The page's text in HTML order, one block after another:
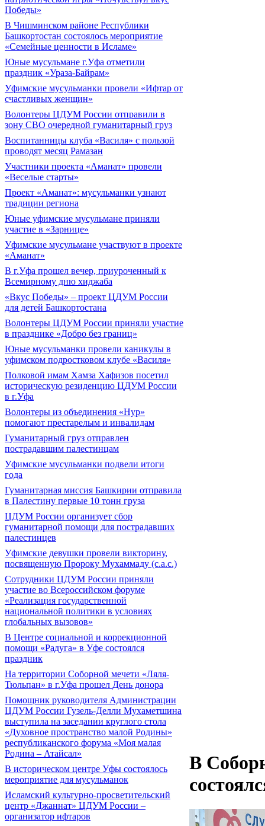
Победы»
В Чишминском районе Республики
Башкортостан состоялось мероприятие
«Семейные ценности в Исламе»
Юные мусульмане г.Уфа отметили
праздник «Ураза-Байрам»
Уфимские мусульманки провели «Ифтар от
счастливых женщин»
Волонтеры ЦДУМ России отправили в
зону СВО очередной гуманитарный груз
Воспитанницы клуба «Василя» с пользой
проводят месяц Рамазан
Участники проекта «Аманат» провели
«Веселые старты»
Проект «Аманат»: мусульманки узнают
традиции региона
Юные уфимские мусульмане приняли
участие в «Зарнице»
Уфимские мусульмане участвуют в проекте
«Аманат»
В г.Уфа прошел вечер, приуроченный к
Всемирному дню хиджаба
«Вкус Победы» – проект ЦДУМ России
для детей Башкортостана
Волонтеры ЦДУМ России приняли участие
в празднике «Добро без границ»
Юные мусульманки провели каникулы в
уфимском подростковом клубе «Василя»
Полковой имам Хамза Хафизов посетил
историческую резиденцию ЦДУМ России
в г.Уфа
Волонтеры из объединения «Нур»
помогают престарелым и инвалидам
Гуманитарный груз отправлен
пострадавшим палестинцам
Уфимские мусульманки подвели итоги
года
Гуманитарная миссия Башкирии отправила
в Палестину первые 10 тонн груза
ЦДУМ России организует сбор
гуманитарной помощи для пострадавших
палестинцев
Уфимские девушки провели викторину,
посвященную Пророку Мухаммаду (с.а.с.)
Сотрудники ЦДУМ России приняли
участие во Всероссийском форуме
«Реализация государственной
национальной политики в условиях
глобальных вызовов»
В Центре социальной и коррекционной
помощи «Радуга» в Уфе состоялся
праздник
На территории Соборной мечети «Ляля-
Тюльпан» в г.Уфа прошел День донора
Помощник руководителя Администрации
ЦДУМ России Гузель-Делли Мухаметшина
выступила на заседании круглого стола
«Духовное пространство малой Родины»
республиканского форума «Моя малая
Родина – Атайсал»
В историческом центре Уфы состоялось
мероприятие для мусульманок
Исламский культурно-просветительский
центр «Джаннат» ЦДУМ России –
организатор ифтаров
В